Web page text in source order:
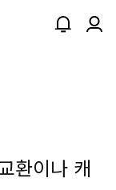
환이나 캐